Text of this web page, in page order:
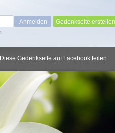
Gedenkseite erstellen
Diese Gedenkseite auf Facebook teilen